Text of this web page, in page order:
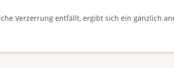
Verzerrung entfällt, ergibt sich ein gänzlich